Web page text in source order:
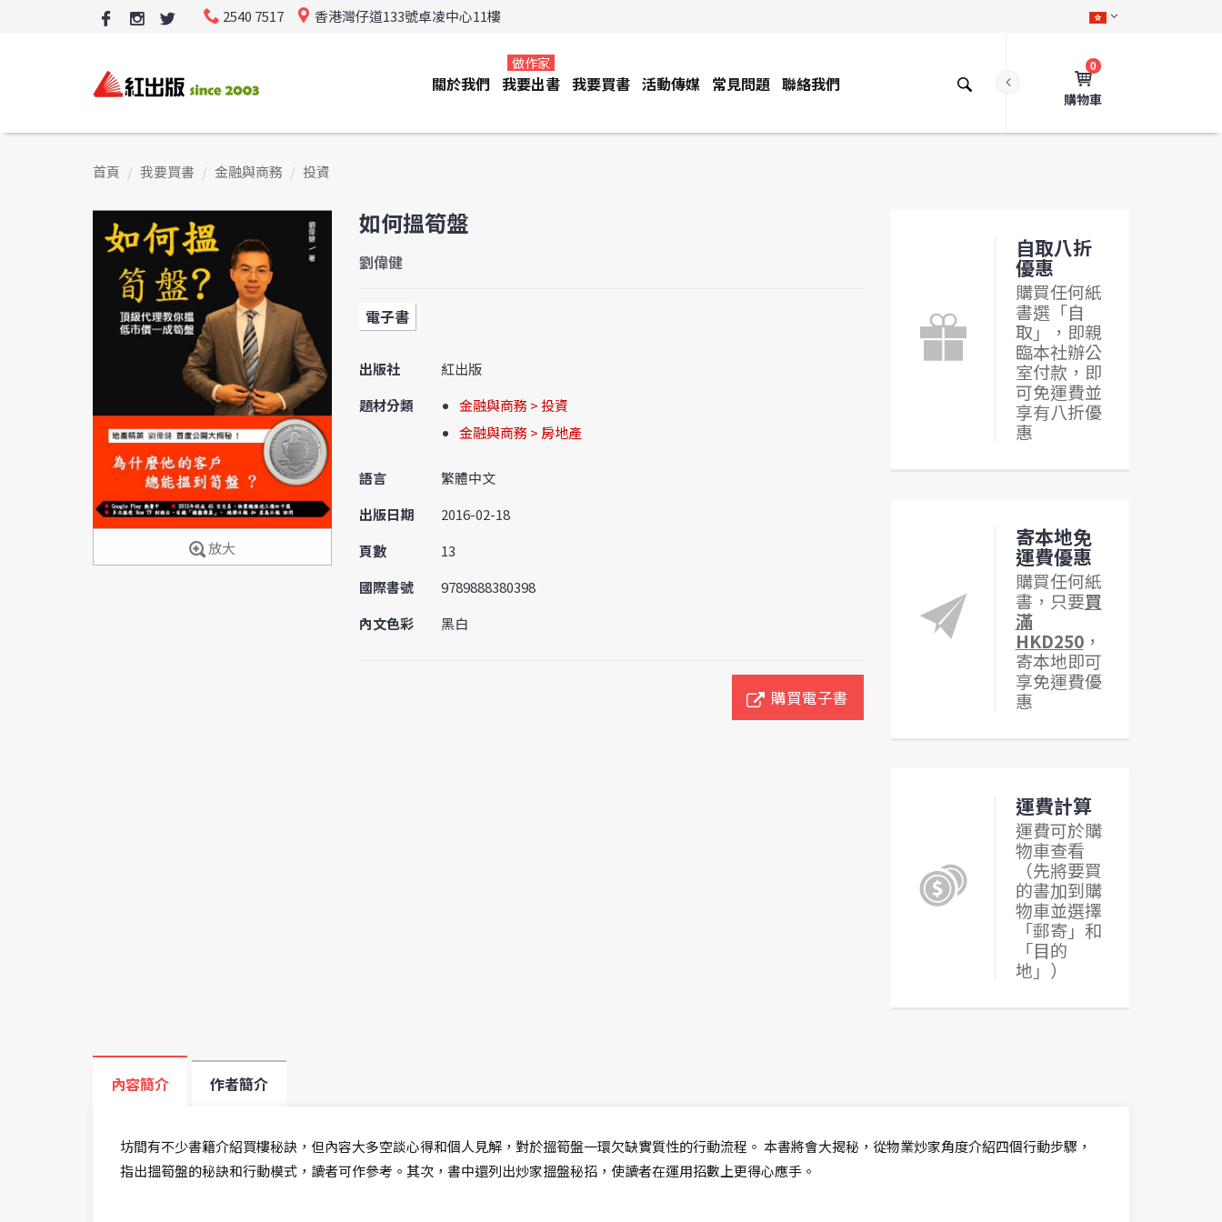
2540 7517 香港灣仔道133號卓凌中心11樓
0
購物車
關於我們 我要出書
做作家
我要買書 活動傳媒 常見問題 聯絡我們
首頁 我要買書 金融與商務 投資
放大
如何搵筍盤
劉偉健
電子書
出版社
紅出版
題材分類
金融與商務 > 投資
金融與商務 > 房地產
語言
繁體中文
出版日期
2016-02-18
頁數
13
國際書號
9789888380398
內文色彩
黑白
購買電子書
自取八折
優惠
購買任何紙
書選「自
取」，即親
臨本社辦公
室付款，即
可免運費並
享有八折優
惠
寄本地免
運費優惠
購買任何紙
書，只要買
滿
HKD250，
寄本地即可
享免運費優
惠
運費計算
運費可於購
物車查看
（先將要買
的書加到購
物車並選擇
「郵寄」和
「目的
地」）
內容簡介 作者簡介
坊間有不少書籍介紹買樓秘訣，但內容大多空談心得和個人見解，對於搵筍盤一環欠缺實質性的行動流程。 本書將會大揭秘，從物業炒家角度介紹四個行動步驟，
指出搵筍盤的秘訣和行動模式，讀者可作參考。其次，書中還列出炒家搵盤秘招，使讀者在運用招數上更得心應手。